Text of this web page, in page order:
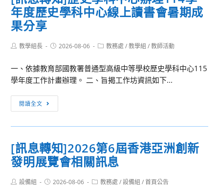
年度歷史學科中心線上讀書會暑期成
果分享
Post教學組長
Post2026-08-06
Post教務處 / 教學組 / 教師活動
一、依據教育部國教署普通型高級中等學校歷史學科中心115
學年度工作計畫辦理。 二、旨揭工作坊資訊如下...
閱讀全文
息
轉
歷
史
科
[訊息轉知]2026第6屆香港亞洲創新
發明展覽會相關訊息
Post設備組
Post2026-08-06
Post教務處 / 設備組 / 首頁公告